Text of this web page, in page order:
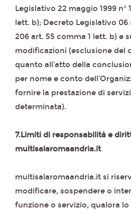
Legislativo 22 maggio 1999 n°
lett. b); Decreto Legislativo 06
206 art. 55 comma 1 lett. b) e
modificazioni (esclusione del
quanto all’atto della
per nome e conto
fornire la prestazione di
determinata).
7.Limiti di responsabilità e
multisalaromaandria.it
multisalaromaandria.it si
modificare, sospendere o
funzione o servizio, qualora